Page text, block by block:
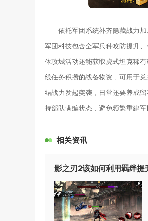
依托军团系统补齐隐藏战力
军团科技包含全军兵种攻防提升
体攻城活动还能获取虎式坦克稀
线任务积攒的战备物资，可用于
结战力发起突袭，日常还要养成
持部队满编状态，避免频繁重建军
相关资讯
影之刃2该如何利用羁绊提